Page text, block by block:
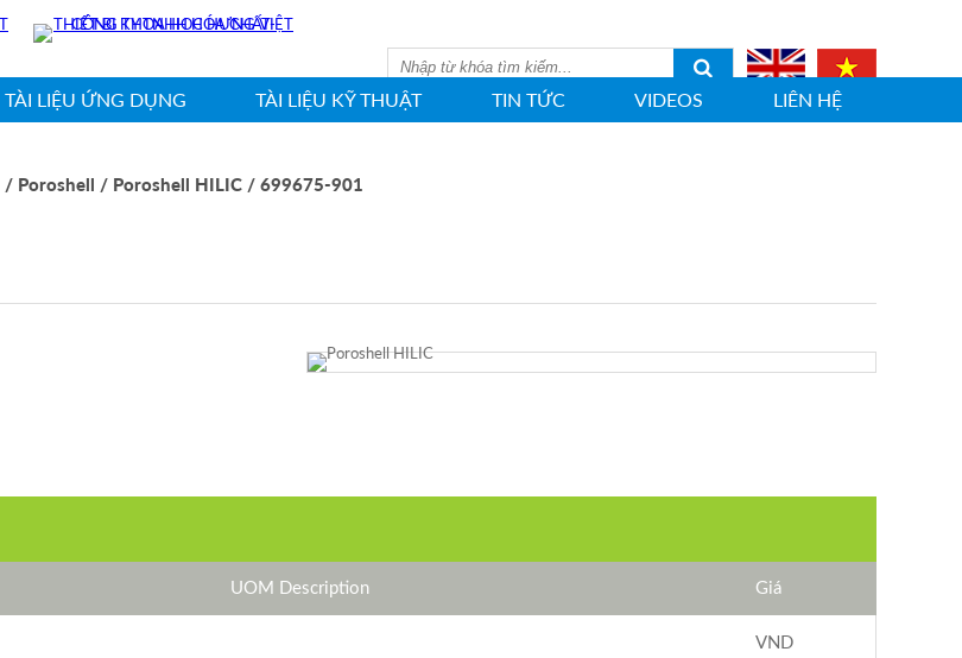
TÀI LIỆU ỨNG DỤNG TÀI LIỆU KỸ THUẬT TIN TỨC VIDEOS LIÊN HỆ
/ Poroshell / Poroshell HILIC / 699675-901
UOM Description Giá
VND